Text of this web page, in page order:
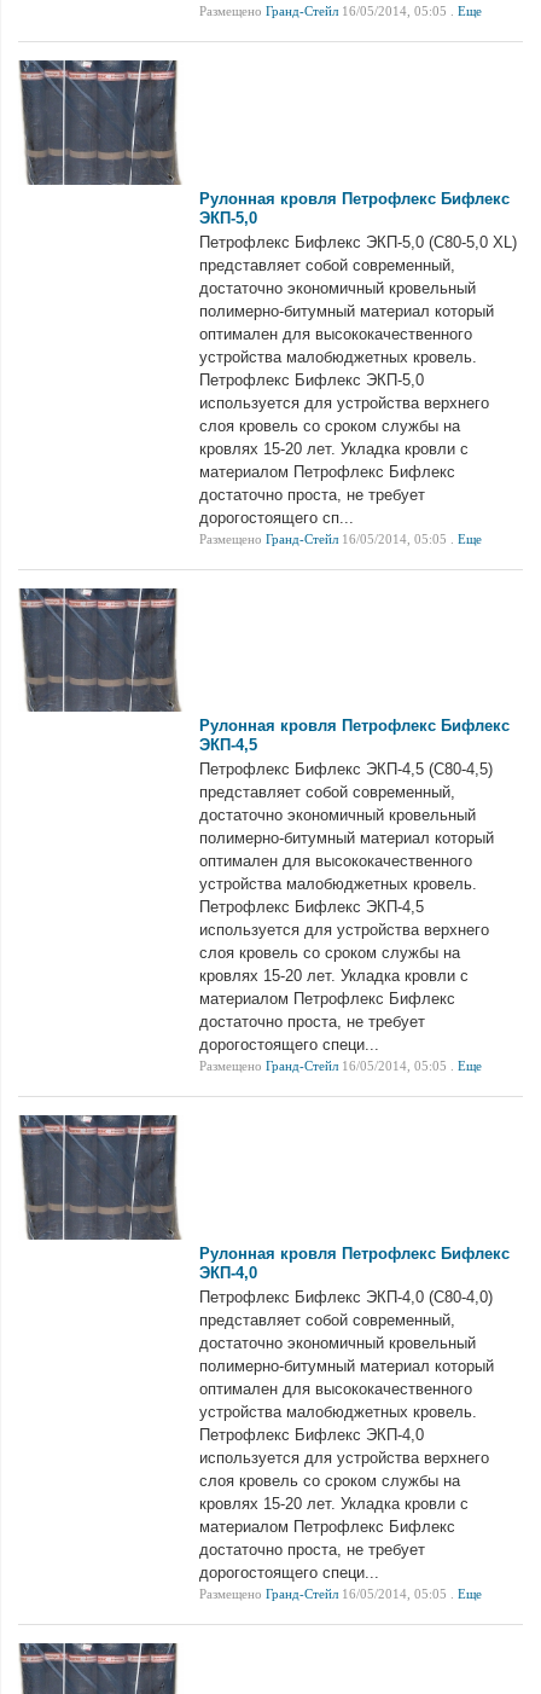
Размещено Гранд-Стейл 16/05/2014, 05:05 . Еще
Рулонная кровля Петрофлекс Бифлекс
ЭКП-5,0
Петрофлекс Бифлекс ЭКП-5,0 (С80-5,0 XL)
представляет собой современный,
достаточно экономичный кровельный
полимерно-битумный материал который
оптимален для высококачественного
устройства малобюджетных кровель.
Петрофлекс Бифлекс ЭКП-5,0
используется для устройства верхнего
слоя кровель со сроком службы на
кровлях 15-20 лет. Укладка кровли с
материалом Петрофлекс Бифлекс
достаточно проста, не требует
дорогостоящего сп...
Размещено Гранд-Стейл 16/05/2014, 05:05 . Еще
Рулонная кровля Петрофлекс Бифлекс
ЭКП-4,5
Петрофлекс Бифлекс ЭКП-4,5 (С80-4,5)
представляет собой современный,
достаточно экономичный кровельный
полимерно-битумный материал который
оптимален для высококачественного
устройства малобюджетных кровель.
Петрофлекс Бифлекс ЭКП-4,5
используется для устройства верхнего
слоя кровель со сроком службы на
кровлях 15-20 лет. Укладка кровли с
материалом Петрофлекс Бифлекс
достаточно проста, не требует
дорогостоящего специ...
Размещено Гранд-Стейл 16/05/2014, 05:05 . Еще
Рулонная кровля Петрофлекс Бифлекс
ЭКП-4,0
Петрофлекс Бифлекс ЭКП-4,0 (С80-4,0)
представляет собой современный,
достаточно экономичный кровельный
полимерно-битумный материал который
оптимален для высококачественного
устройства малобюджетных кровель.
Петрофлекс Бифлекс ЭКП-4,0
используется для устройства верхнего
слоя кровель со сроком службы на
кровлях 15-20 лет. Укладка кровли с
материалом Петрофлекс Бифлекс
достаточно проста, не требует
дорогостоящего специ...
Размещено Гранд-Стейл 16/05/2014, 05:05 . Еще